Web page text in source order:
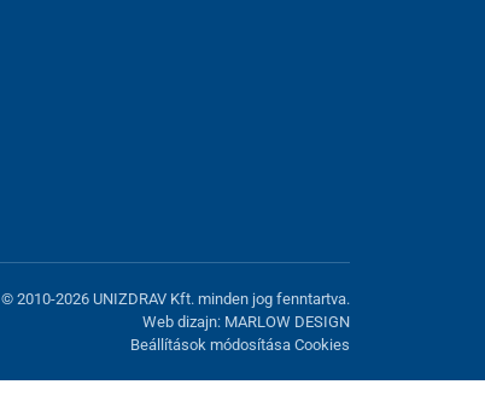
© 2010-2026 UNIZDRAV Kft. minden jog fenntartva.
Web dizajn: MARLOW DESIGN
Beállítások módosítása Cookies